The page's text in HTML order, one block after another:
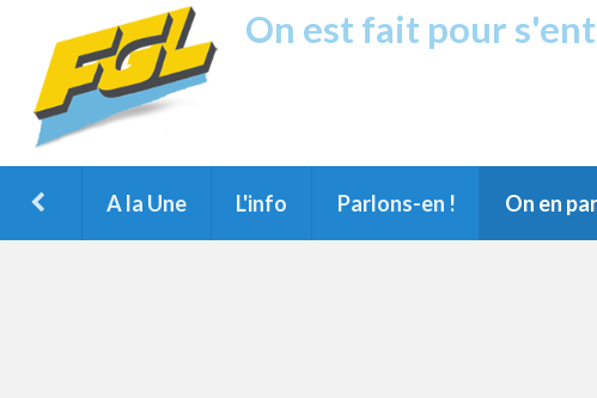
On est fait pour
A la Une L'info Parlons-en ! On en